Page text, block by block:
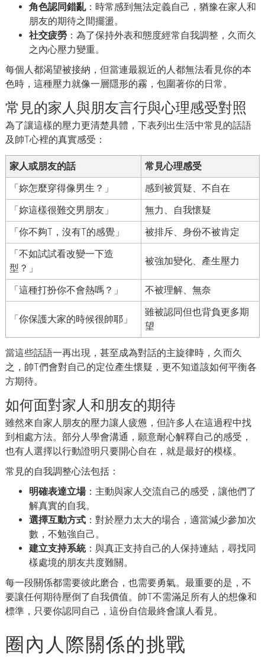
角色認同錯亂：時常感到無法定義自己，猶豫在家人和
朋友的期待之間擺盪。
社交疲勞 ：為了保持外表和態度經常自我調整，久而久
之內心壓力變重。
每個人都渴望被接納，但當連最親近的人都無法看見你的本
色時，這種壓力就像一層隱形的霧，包圍著你的日常。
常見的家人與朋友言行與心理感受對照
為了讓這樣的壓力更清楚具體，下表列出生活中常見的話語
及帥T心裡的真實感受：
家人或朋友的話
常見心理感受
「妳怎麼穿得像男生？」
感到被質疑、不自在
「妳這樣很難交男朋友」
無力、自我懷疑
「你不夠T，沒有T的感覺」
被排斥、身份不被肯定
「不如試試看改變一下造
型？」
被強加變化、產生壓力
「這種打扮你不會熱嗎？」 不被理解、無奈
「你保護大家的時候很帥耶」
雖被認同但也背負更多期
望
當這些話語一再出現，甚至成為對話的主旋律時，久而久
之，帥T們會對自己的定位產生懷疑，更不知道該如何平衡各
方期待。
如何面對家人和朋友的期待
雖然來自家人朋友的壓力讓人疲憊，但許多人在這過程中找
到相處方法。部分人學會溝通，願意耐心解釋自己的感受，
也有人選擇以行動證明只要開心自在，就是最好的模樣。
常見的自我調整心法包括：
明確表達立場：主動與家人交流自己的感受，讓他們了
解真實的自我。
選擇互動方式 ：對於壓力太大的場合，適當減少參加次
數，不勉強自己。
建立支持系統：與真正支持自己的人保持連結，尋找同
樣處境的朋友共度難關。
每一段關係都需要彼此磨合，也需要勇氣。最重要的是，不
要讓任何期待壓倒了自我價值。帥T不需滿足所有人的想像和
標準，只要你認同自己，這份自信最終會讓人看見。
圈內人際關係的挑戰